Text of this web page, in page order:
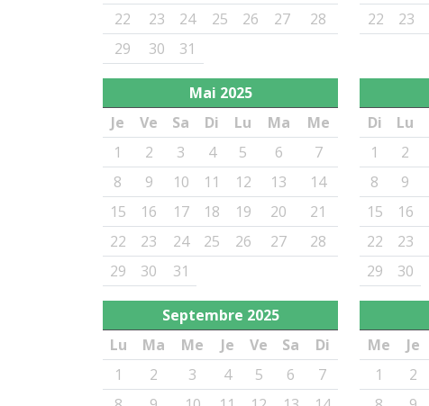
22
23 24 25 26 27
28
29
30 31
22
23
Mai 2025
Je
Ve Sa Di Lu Ma
Me
1
2 3 4 5 6
7
8
9 10 11 12 13
14
15
16 17 18 19 20
21
22
23 24 25 26 27
28
29
30 31
Di
Lu
1
2
8
9
15
16
22
23
29
30
Septembre 2025
Lu
Ma Me Je Ve Sa
Di
1
2 3 4 5 6
7
Me
Je
1
2